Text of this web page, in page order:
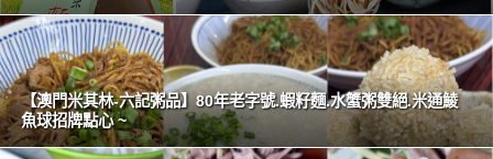
【澳門米其林-六記粥品】80年老字號.蝦籽麵.水蟹粥雙絕.米通鯪
魚球招牌點心 ~